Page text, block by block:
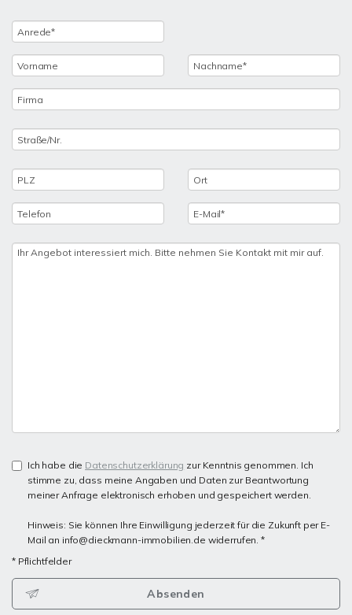
Ich habe die Datenschutzerklärung zur Kenntnis genommen. Ich
stimme zu, dass meine Angaben und Daten zur Beantwortung
meiner Anfrage elektronisch erhoben und gespeichert werden.
Hinweis: Sie können Ihre Einwilligung jederzeit für die Zukunft per E-
Mail an info@dieckmann-immobilien.de widerrufen. *
* Pflichtfelder
Absenden